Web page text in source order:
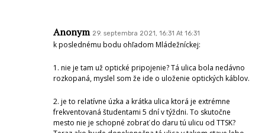
Anonym 29. septembra 2021, 16:31 At 16:31
k poslednému bodu ohľadom Mládežníckej:
1. nie je tam už optické pripojenie? Tá ulica bola nedávno
rozkopaná, myslel som že ide o uloženie optických káblov.
2. je to relatívne úzka a krátka ulica ktorá je extrémne
frekventovaná študentami 5 dní v týždni. To skutočne
mesto nie je schopné zobrať do daru tú ulicu od TTSK?